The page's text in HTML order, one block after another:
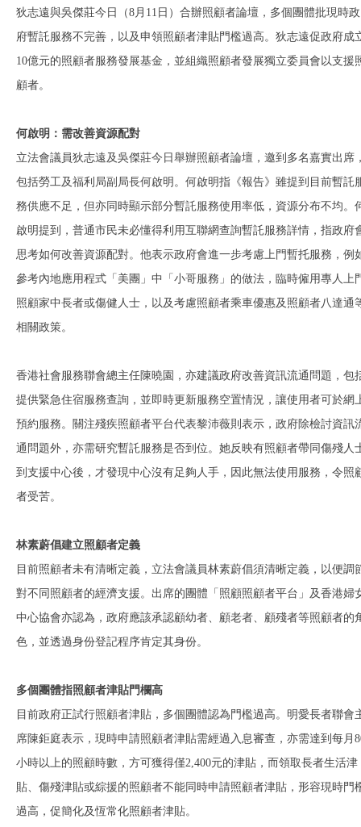
狄志遠與吳傑莊今日（8月11日）合辦照顧者論壇，多個團體批現時政
府暫託服務不完善，以及申領照顧者津貼門檻過高。狄志遠促政府成
10億元的照顧者服務發展基金，並組織照顧者發展獨立委員會以支援
顧者。
何啟明：需改善資源配對
立法會議員狄志遠及吳傑莊今日舉辦照顧者論壇，邀到多名嘉實出席
包括勞工及福利局副局長何啟明。何啟明指《報告》雖提到目前暫託
務供應不足，但亦同時顯示部分暫託服務使用率低，資源分布不均。
啟明提到，普通市民未必懂得利用互聯網查詢暫託服務詳情，指政府
思考如何改善資源配對。他表示政府會進一步考慮上門暫托服務，例
參考內地應用程式「美團」中「小哥服務」的做法，臨時僱用專人上
照顧家中長者或傷健人士，以及考慮照顧者乘車優惠及照顧者八達通
相關政策。
香港社會服務聯會總主任陳曉園，亦建議政府改善資訊流通問題，包
提供緊急住宿服務查詢，並即時更新服務空置情況，讓使用者可於網
預約服務。關注殘疾照顧者平台代表黎沛薇則表示，政府除檢討資訊
通問題外，亦需研究暫託服務是否到位。她反映有照顧者帶同傷殘人
到支援中心後，才發現中心沒有足夠人手，因此無法使用服務，令照
者受苦。
林素蔚倡建立照顧者定義
目前照顧者未有清晰定義，立法會議員林素蔚倡須清晰定義，以便調
對不同照顧者的經濟支援。出席的團體「照顧照顧者平台」及香港婦
中心協會亦認為，政府應該承認顧幼者、顧老者、顧殘者等照顧者的
色，並透過身份登記程序肯定其身份。
多個團體指照顧者津貼門欄高
目前政府正試行照顧者津貼，多個團體認為門檻過高。明愛長者聯會
席陳鉅庭表示，現時申請照顧者津貼需經過入息審查，亦需達到每月
小時以上的照顧時數，方可獲得僅2,400元的津貼，而領取長者生活津
貼、傷殘津貼或綜援的照顧者不能同時申請照顧者津貼，形容現時門
過高，促簡化及恆常化照顧者津貼。